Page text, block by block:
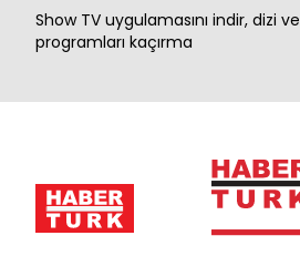
Show TV uygulamasını indir, dizi ve
programları kaçırma